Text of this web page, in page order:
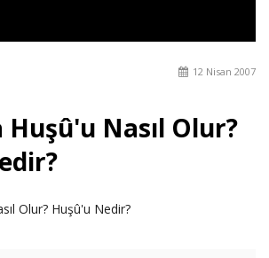
12 Nisan 2007
Nasıl Olur?
Olur? Huşû'u Nedir?